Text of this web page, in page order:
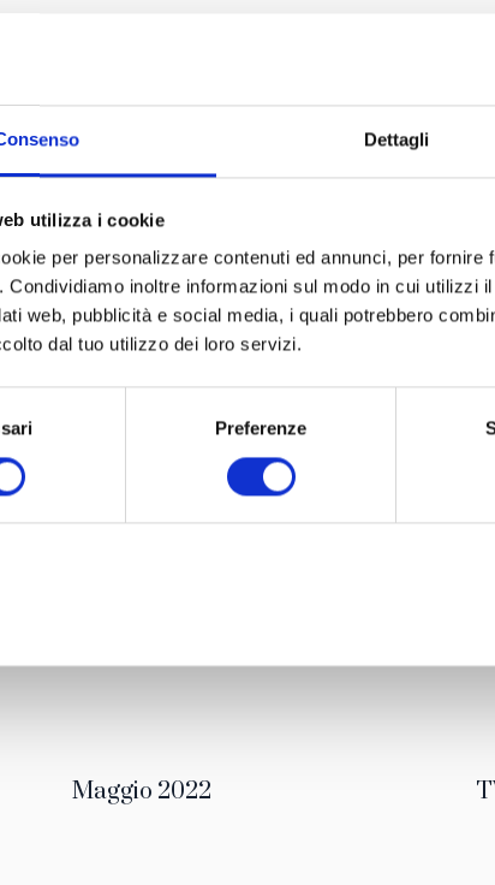
Dettagli
utilizza i cookie
per personalizzare contenuti ed annunci, per
Condividiamo inoltre informazioni sul modo in cui utilizzi
web, pubblicità e social media, i quali potrebbero
dal tuo utilizzo dei loro servizi.
Preferenze
Impegnandosi -un giorno alla volta- si costruiscono i
deve sentirsi arrivato, perché è la strada che si
imprevisti, le gioie e i dolori...ma sono i nostri, quelli che
Queste le parole di Silvia.
Leggi l’intervista completa
Maggio 2022